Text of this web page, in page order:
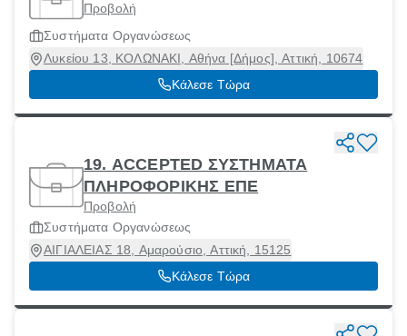
Προβολή
Συστήματα Οργανώσεως
Λυκείου 13, ΚΟΛΩΝΑΚΙ, Αθήνα [Δήμος], Αττική, 10674
Κάλεσε Τώρα
19. ACCEPTED ΣΥΣΤΗΜΑΤΑ
ΠΛΗΡΟΦΟΡΙΚΗΣ ΕΠΕ
Προβολή
Συστήματα Οργανώσεως
ΑΙΓΙΑΛΕΙΑΣ 18, Αμαρούσιο, Αττική, 15125
Κάλεσε Τώρα